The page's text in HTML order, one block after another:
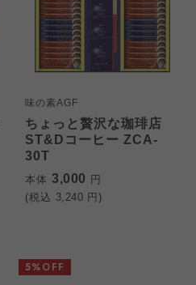
味の素AGF
ちょっと贅沢な珈琲店
ST&Dコーヒー ZCA-
30T
本体 3,000 円
(税込 3,240 円)
5%OFF